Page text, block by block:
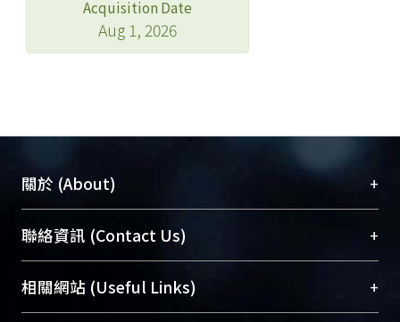
Acquisition Date
Aug 1, 2026
關於 (About) +
臺大位居世界頂尖大學之列，為永久珍藏及向國際
展現本校豐碩的研究成果及學術能量，圖書館整合
機構典藏（NTUR）與學術庫（AH）不同功能平
台，成為臺大學術典藏NTU scholars。期能整合研
聯絡資訊 (Contact Us) +
總館學科館員(Main Library)
醫學圖書館學科館員(Medical Library)
相關網站 (Useful Links) +